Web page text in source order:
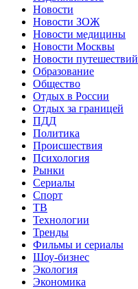
Новости
Новости ЗОЖ
Новости медицины
Новости Москвы
Новости путешествий
Образование
Общество
Отдых в России
Отдых за границей
ПДД
Политика
Происшествия
Психология
Рынки
Сериалы
Спорт
ТВ
Технологии
Тренды
Фильмы и сериалы
Шоу-бизнес
Экология
Экономика